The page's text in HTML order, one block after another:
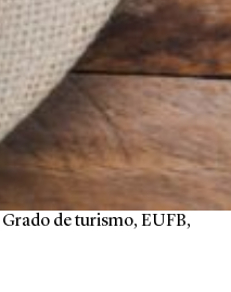
Grado de turismo, EUFB,